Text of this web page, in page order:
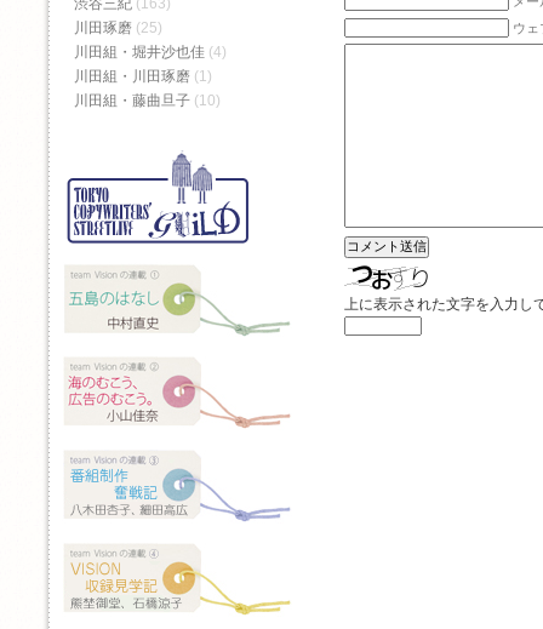
ウェ
上に表示された文字を入力し
渋谷三紀 (163)
川田琢磨 (25)
川田組・堀井沙也佳 (4)
川田組・川田琢磨 (1)
川田組・藤曲旦子 (10)